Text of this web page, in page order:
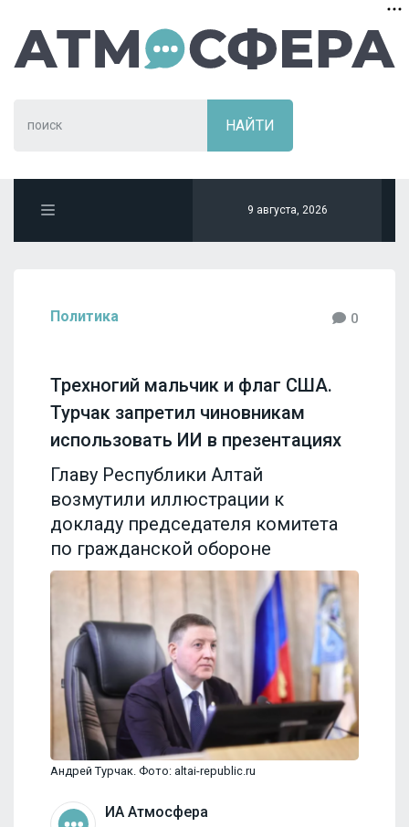
9 августа, 2026
Политика 0
Трехногий мальчик и флаг США.
Турчак запретил чиновникам
использовать ИИ в презентациях
Главу Республики Алтай
возмутили иллюстрации к
докладу председателя комитета
по гражданской обороне
Андрей Турчак. Фото: altai-republic.ru
ИА Атмосфера